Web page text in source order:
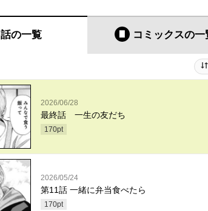
話の一覧 コミックスの一
2026/06/28
最終話 一生の友だち
170pt
2026/05/24
第11話 一緒に弁当食べたら
170pt